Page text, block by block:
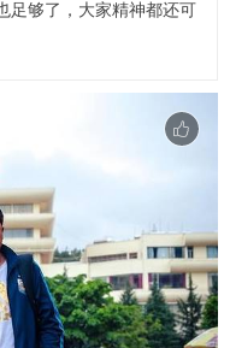
足够了，大家精神都还可